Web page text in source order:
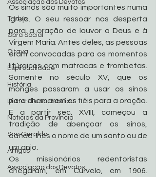
Associação dos Devotos
Tríduo
Obra Social
Oitava
Espiritualidade
História
Dia-a-dia na Basílica
Noticias da Província
São Geraldo
Artigos
Associação dos Devotos
Os sinos são muito importantes numa
Igreja. O seu ressoar nos desperta
para a oração de louvor a Deus e à
Virgem Maria. Antes deles, as pessoas
eram convocadas para os momentos
litúrgicos com matracas e trombetas.
Somente no século XV, que os
monges passaram a usar os sinos
para chamarem os fiéis para a oração.
E a partir sec. XVIII, começou a
tradição de abençoar os sinos,
dando-lhes o nome de um santo ou de
um anjo.
Os missionários redentoristas
chegaram, em Curvelo, em 1906.